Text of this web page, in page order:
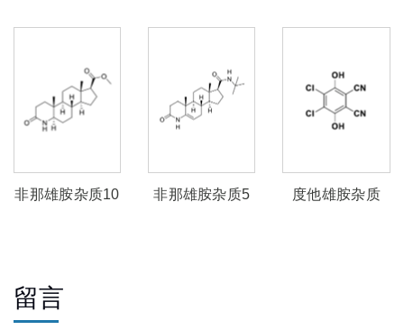
非那雄胺杂质10 非那雄胺杂质5
度他雄胺杂质
留言